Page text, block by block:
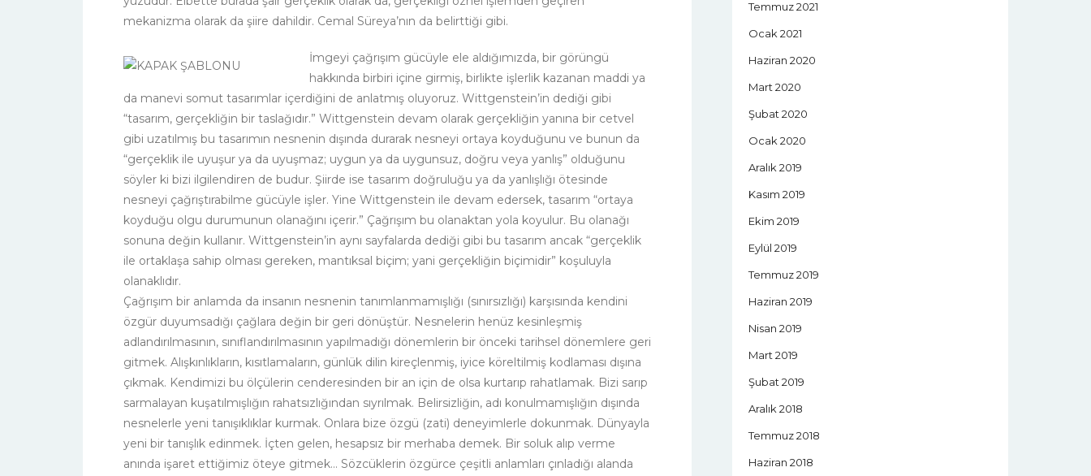
mekanizma olarak da şiire dahildir. Cemal Süreya’nın da belirttiği gibi.
İmgeyi çağrışım gücüyle ele aldığımızda, bir görüngü
hakkında birbiri içine girmiş, birlikte işlerlik kazanan maddi ya
da manevi somut tasarımlar içerdiğini de anlatmış oluyoruz. Wittgenstein’in dediği gibi
“tasarım, gerçekliğin bir taslağıdır.” Wittgenstein devam olarak gerçekliğin yanına bir cetvel
gibi uzatılmış bu tasarımın nesnenin dışında durarak nesneyi ortaya koyduğunu ve bunun da
“gerçeklik ile uyuşur ya da uyuşmaz; uygun ya da uygunsuz, doğru veya yanlış” olduğunu
söyler ki bizi ilgilendiren de budur. Şiirde ise tasarım doğruluğu ya da yanlışlığı ötesinde
nesneyi çağrıştırabilme gücüyle işler. Yine Wittgenstein ile devam edersek, tasarım “ortaya
koyduğu olgu durumunun olanağını içerir.” Çağrışım bu olanaktan yola koyulur. Bu olanağı
sonuna değin kullanır. Wittgenstein’in aynı sayfalarda dediği gibi bu tasarım ancak “gerçeklik
ile ortaklaşa sahip olması gereken, mantıksal biçim; yani gerçekliğin biçimidir” koşuluyla
olanaklıdır.
Çağrışım bir anlamda da insanın nesnenin tanımlanmamışlığı (sınırsızlığı) karşısında kendini
özgür duyumsadığı çağlara değin bir geri dönüştür. Nesnelerin henüz kesinleşmiş
adlandırılmasının, sınıflandırılmasının yapılmadığı dönemlerin bir önceki tarihsel dönemlere geri
gitmek. Alışkınlıkların, kısıtlamaların, günlük dilin kireçlenmiş, iyice köreltilmiş kodlaması dışına
çıkmak. Kendimizi bu ölçülerin cenderesinden bir an için de olsa kurtarıp rahatlamak. Bizi sarıp
sarmalayan kuşatılmışlığın rahatsızlığından sıyrılmak. Belirsizliğin, adı konulmamışlığın dışında
nesnelerle yeni tanışıklıklar kurmak. Onlara bize özgü (zati) deneyimlerle dokunmak. Dünyayla
yeni bir tanışlık edinmek. İçten gelen, hesapsız bir merhaba demek. Bir soluk alıp verme
anında işaret ettiğimiz öteye gitmek… Sözcüklerin özgürce çeşitli anlamları çınladığı alanda
Temmuz 2021
Ocak 2021
Haziran 2020
Mart 2020
Şubat 2020
Ocak 2020
Aralık 2019
Kasım 2019
Ekim 2019
Eylül 2019
Temmuz 2019
Haziran 2019
Nisan 2019
Mart 2019
Şubat 2019
Aralık 2018
Temmuz 2018
Haziran 2018